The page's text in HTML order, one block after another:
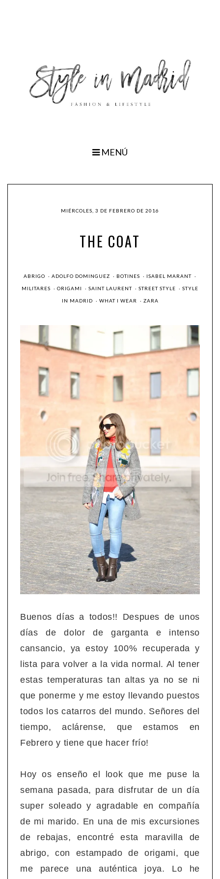
MENÚ
MIÉRCOLES, 3 DE FEBRERO DE 2016
THE COAT
ABRIGO · ADOLFO DOMINGUEZ · BOTINES · ISABEL MARANT ·
MILITARES · ORIGAMI · SAINT LAURENT · STREET STYLE · STYLE
IN MADRID · WHAT I WEAR · ZARA
Buenos días a todos!! Despues de unos
días de dolor de garganta e intenso
cansancio, ya estoy 100% recuperada y
lista para volver a la vida normal. Al tener
estas temperaturas tan altas ya no se ni
que ponerme y me estoy llevando puestos
todos los catarros del mundo. Señores del
tiempo, aclárense, que estamos en
Febrero y tiene que hacer frío!
Hoy os enseño el look que me puse la
semana pasada, para disfrutar de un día
super soleado y agradable en compañía
de mi marido. En una de mis excursiones
de rebajas, encontré esta maravilla de
abrigo, con estampado de origami, que
me parece una auténtica joya. Lo he